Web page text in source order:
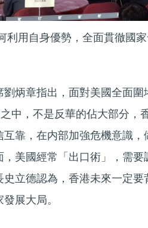
利用自身優勢，全面貫徹國
劉炳章指出，面對美國全面
中，不是反華的佔大部分，
靠，在内部加強危機意識，
，美國經常「出口術」，需
史立德認為，香港未來一定
展大局。